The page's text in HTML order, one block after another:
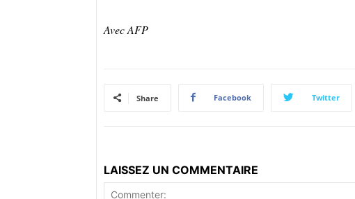
Avec AFP
Share Facebook Twitter
LAISSEZ UN COMMENTAIRE